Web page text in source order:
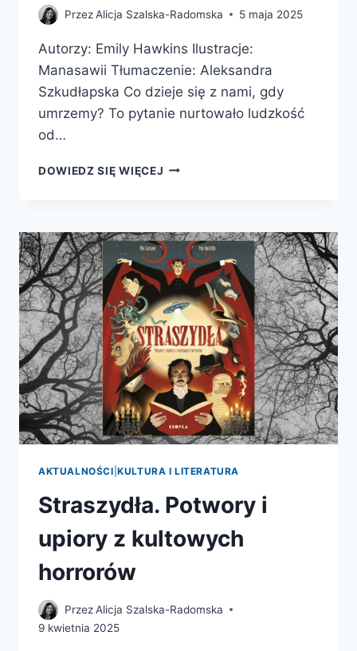
PrzezAlicja Szalska-Radomska 5 maja 2025
Autorzy: Emily Hawkins Ilustracje:
Manasawii Tłumaczenie: Aleksandra
Szkudłapska Co dzieje się z nami, gdy
umrzemy? To pytanie nurtowało ludzkość
od…
DOWIEDZ SIĘ WIĘCEJ ATLAS
PODZIEMNYCH,
ZIEMSKICH
I
NIEBIESKICH
KRÓLESTWACH
ZMARŁYCH
AKTUALNOŚCI |KULTURA I LITERATURA
Straszydła. Potwory i
upiory z kultowych
horrorów
PrzezAlicja Szalska-Radomska
9 kwietnia 2025